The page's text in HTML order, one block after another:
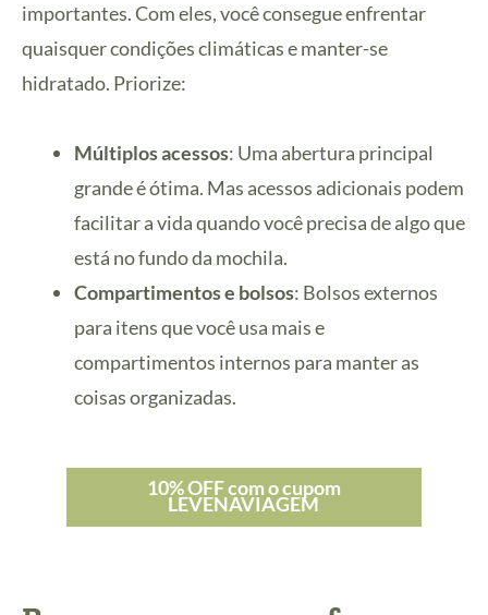
importantes. Com eles, você consegue enfrentar
quaisquer condições climáticas e manter-se
hidratado. Priorize:
Múltiplos acessos: Uma abertura principal
grande é ótima. Mas acessos adicionais podem
facilitar a vida quando você precisa de algo que
está no fundo da mochila.
Compartimentos e bolsos: Bolsos externos
para itens que você usa mais e
compartimentos internos para manter as
coisas organizadas.
10% OFF com o cupom
LEVENAVIAGEM